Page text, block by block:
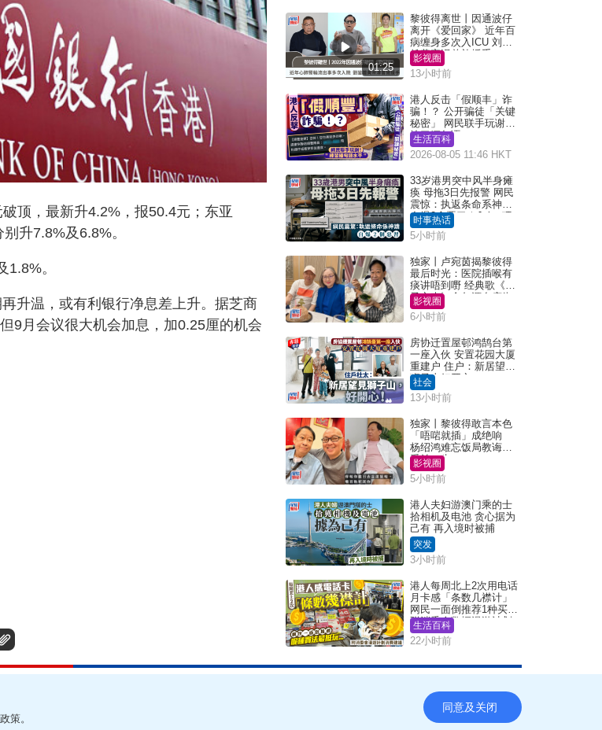
顶，最新升4.2%，报50.4元；东亚
升7.8%及6.8%。
。
升温，或有利银行净息差上升。据芝商
9月会议很大机会加息，加0.25厘的机会
01:25
黎彼得离世丨因通波仔
离开《爱回家》 近年百
病缠身多次入ICU 刘銮
雄黄宗泽曾施援手
影视圈
13小时前
港人反击「假顺丰」诈
骗！？ 公开骗徒「关键
秘密」 网民联手玩谢：
练习缅甸语
生活百科
2026-08-05 11:46 HKT
33岁港男突中风半身瘫
痪 母拖3日先报警 网民
震惊：执返条命系神迹
自爆2个恶习｜Juicy叮
时事热话
5小时前
独家丨卢宛茵揭黎彼得
最后时光：医院插喉有
痰讲唔到嘢 经典歌《浪
子心声》金句源自庙街
睇相佬
影视圈
6小时前
房协迁置屋邨鸿鹄台第
一座入伙 安置花园大厦
重建户 住户：新居望见
狮子山好开心！
社会
13小时前
独家丨黎彼得敢言本色
「唔啱就插」成绝响
杨绍鸿难忘饭局教诲：
受益一生
影视圈
5小时前
港人夫妇游澳门乘的士
拾相机及电池 贪心据为
己有 再入境时被捕
突发
3小时前
港人每周北上2次用电话
月卡感「条数几襟计」
网民一面倒推荐1种买法
附消委会数据漫游计划
消费提示
生活百科
22小时前
我要爆料 Copyright © 2026 SingTao Ltd.All rights reserved.
策。
同意及关闭